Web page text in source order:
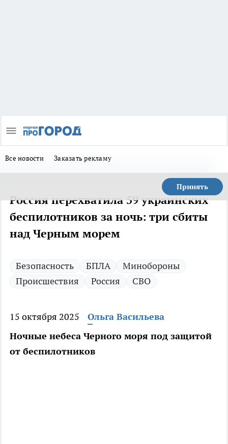
Все новости Заказать рекламу
Принять
Россия перехватила 59 украинских
беспилотников за ночь: три сбиты
над Черным морем
Безопасность БПЛА
Минобороны
Происшествия
Россия СВО
15 октября 2025
Ольга Васильева
Ночные небеса Черного моря под защитой
от беспилотников